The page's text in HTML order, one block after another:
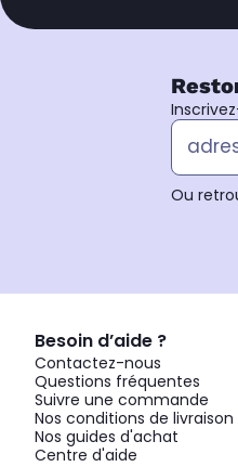
Ou
Besoin d’aide ?
Contactez-nous
Questions fréquentes
Suivre une commande
Nos conditions de livraison
Nos guides d'achat
Centre d'aide